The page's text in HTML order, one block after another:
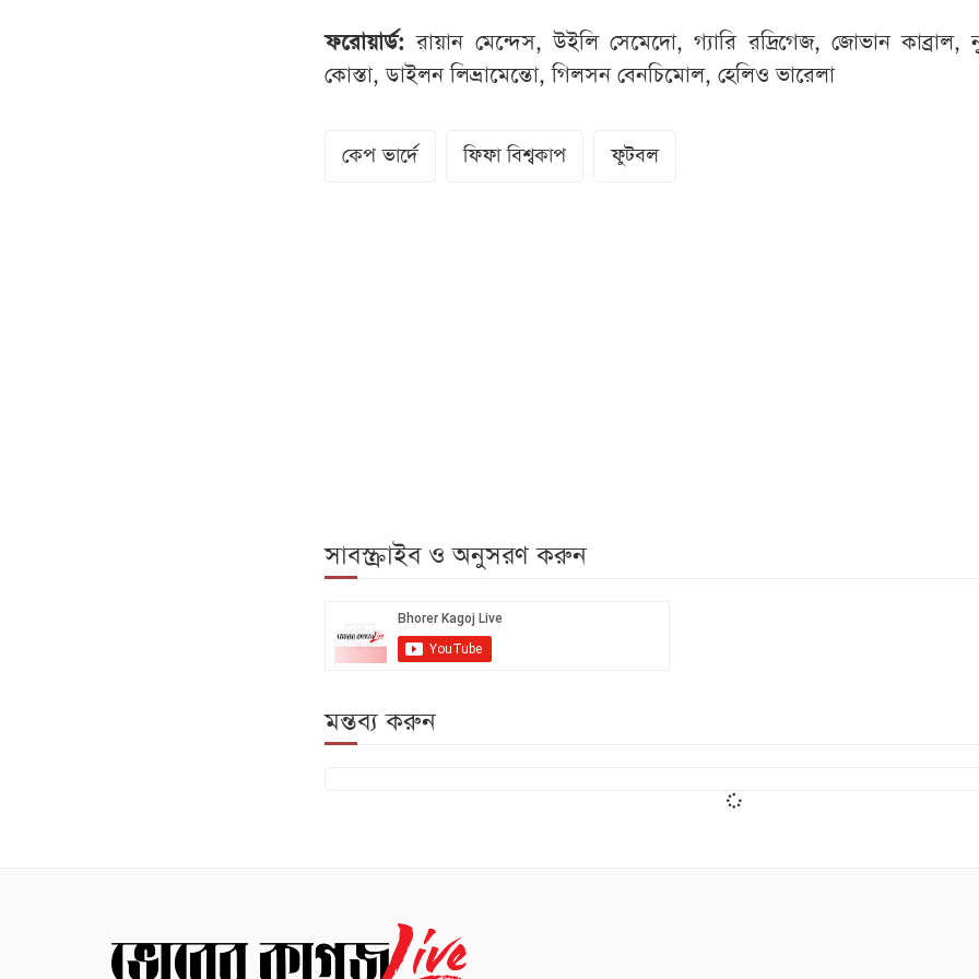
ফরোয়ার্ড: রায়ান মেন্দেস, উইলি সেমেদো, গ্যারি রদ্রিগেজ, জোভান কাব্রাল,
কোস্তা, ডাইলন লিভ্রামেন্তো, গিলসন বেনচিমোল, হেলিও ভারেলা
কেপ ভার্দে ফিফা বিশ্বকাপ ফুটবল
সাবস্ক্রাইব ও অনুসরণ করুন
মন্তব্য করুন